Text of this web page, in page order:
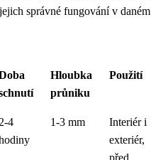
správné fungování v daném
Hloubka
průniku
Použití
2-4
1-3 mm
Interiér i
exteriér,
před